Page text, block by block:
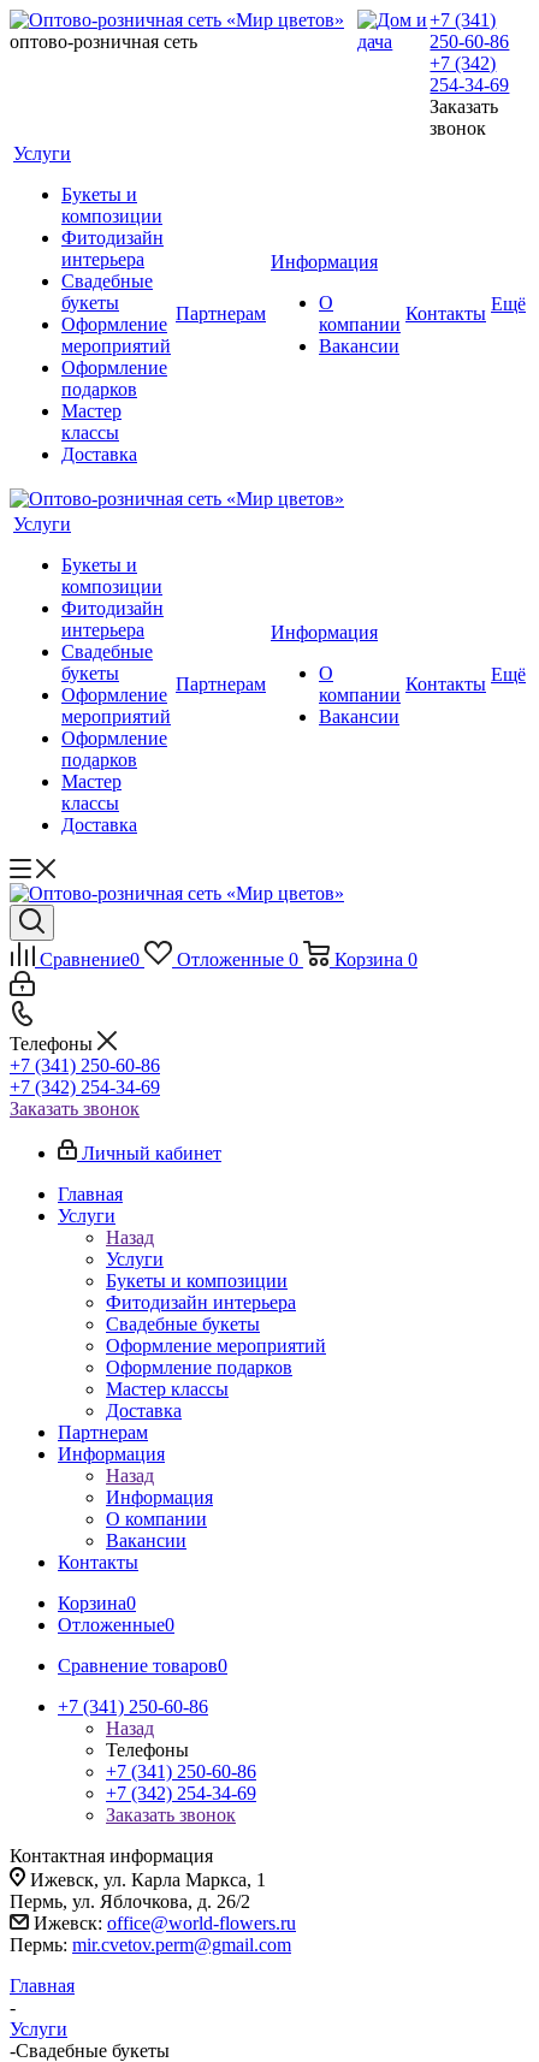
оптово-розничная сеть
+7 (341)
250-60-86
+7 (342)
254-34-69
Заказать
звонок
Услуги
Букеты и
композиции
Фитодизайн
интерьера
Свадебные
букеты
Оформление
мероприятий
Оформление
подарков
Мастер
классы
Доставка
Партнерам
Информация
О
компании
Вакансии
Контакты Ещё
Услуги
Букеты и
композиции
Фитодизайн
интерьера
Свадебные
букеты
Оформление
мероприятий
Оформление
подарков
Мастер
классы
Доставка
Партнерам
Информация
О
компании
Вакансии
Контакты Ещё
Сравнение0 Отложенные 0 Корзина 0
Телефоны
+7 (341) 250-60-86
+7 (342) 254-34-69
Заказать звонок
Личный кабинет
Главная
Услуги
Назад
Услуги
Букеты и композиции
Фитодизайн интерьера
Свадебные букеты
Оформление мероприятий
Оформление подарков
Мастер классы
Доставка
Партнерам
Информация
Назад
Информация
О компании
Вакансии
Контакты
Корзина0
Отложенные0
Сравнение товаров0
+7 (341) 250-60-86
Назад
Телефоны
+7 (341) 250-60-86
+7 (342) 254-34-69
Заказать звонок
Контактная информация
Ижевск, ул. Карла Маркса, 1
Пермь, ул. Яблочкова, д. 26/2
Ижевск: office@world-flowers.ru
Пермь: mir.cvetov.perm@gmail.com
Главная
-
Услуги
-Свадебные букеты